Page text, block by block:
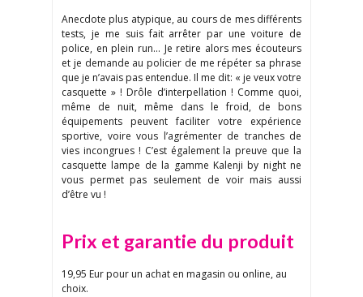
Anecdote plus atypique, au cours de mes différents
tests, je me suis fait arrêter par une voiture de
police, en plein run… Je retire alors mes écouteurs
et je demande au policier de me répéter sa phrase
que je n’avais pas entendue. Il me dit: « je veux votre
casquette » ! Drôle d’interpellation ! Comme quoi,
même de nuit, même dans le froid, de bons
équipements peuvent faciliter votre expérience
sportive, voire vous l’agrémenter de tranches de
vies incongrues ! C’est également la preuve que la
casquette lampe de la gamme Kalenji by night ne
vous permet pas seulement de voir mais aussi
d’être vu !
Prix et garantie du produit
19,95 Eur pour un achat en magasin ou online, au
choix.